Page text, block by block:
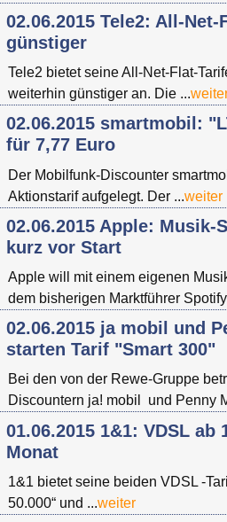
02.06.2015 Tele2: All-
günstiger
Tele2 bietet seine All-Net-Flat-
weiterhin günstiger an. Die ...
02.06.2015 smartmobil:
für 7,77 Euro
Der Mobilfunk-Discounter
Aktionstarif aufgelegt. Der ...weiter
02.06.2015 Apple: Musik-
kurz vor Start
Apple will mit einem eigenen
dem bisherigen Marktführer
02.06.2015 ja mobil und
starten Tarif "Smart 300"
Bei den von der Rewe-Gruppe
Discountern ja! mobil und Penny
01.06.2015 1&1: VDSL ab
Monat
1&1 bietet seine beiden VDSL -
50.000“ und ...weiter